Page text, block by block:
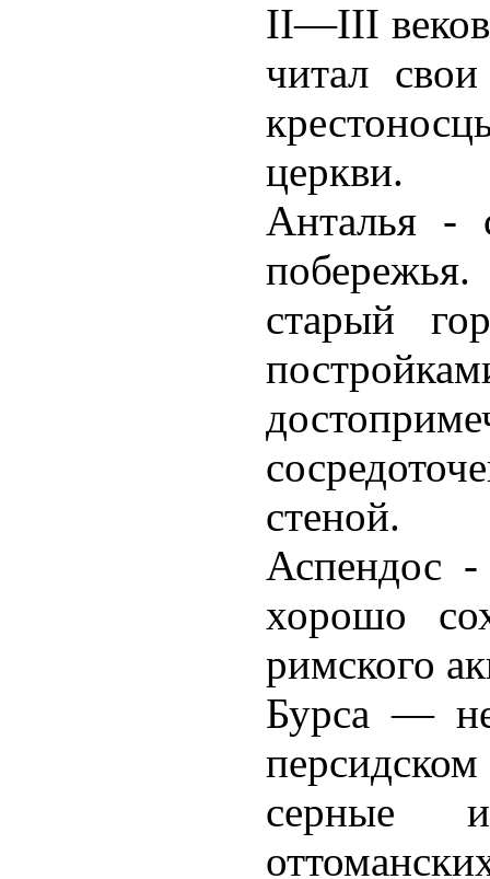
II—III веков;
читал
церкви.
Анталья -
старый
стеной.
Аспендос -
хорошо
римского
Бурса —
серные